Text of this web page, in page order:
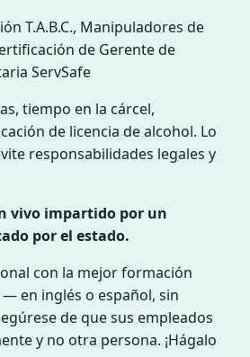
T.A.B.C., Manipuladores de
de Gerente de
ServSafe
tiempo en la cárcel,
de licencia de alcohol. Lo
responsabilidades legales y
vivo impartido por un
por el estado.
con la mejor formación
en inglés o español, sin
de que sus empleados
y no otra persona. ¡Hágalo